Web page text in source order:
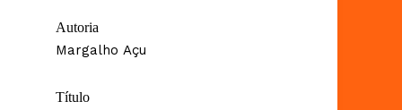
Autoria
Margalho Açu
Título